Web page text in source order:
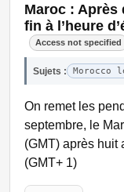
Maroc : Après
fin à l’heure
Access not specified
Sujets : Morocco
On remet les
septembre, le
(GMT) après huit
(GMT+ 1)